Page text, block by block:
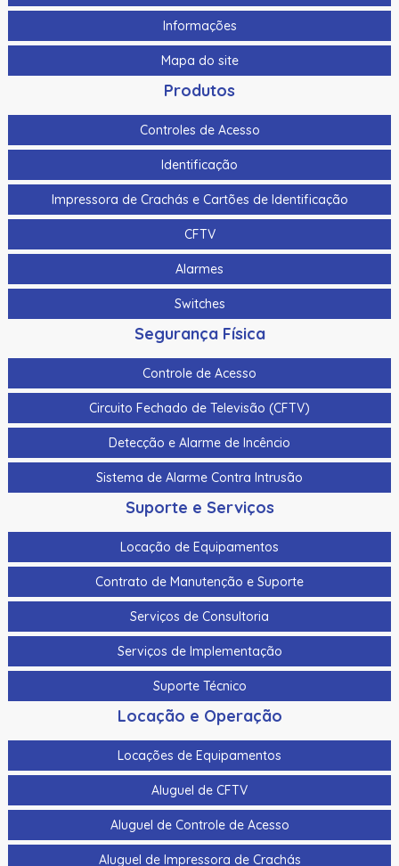
Informações
Mapa do site
Produtos
Controles de Acesso
Identificação
Impressora de Crachás e Cartões de Identificação
CFTV
Alarmes
Switches
Segurança Física
Controle de Acesso
Circuito Fechado de Televisão (CFTV)
Detecção e Alarme de Incêncio
Sistema de Alarme Contra Intrusão
Suporte e Serviços
Locação de Equipamentos
Contrato de Manutenção e Suporte
Serviços de Consultoria
Serviços de Implementação
Suporte Técnico
Locação e Operação
Locações de Equipamentos
Aluguel de CFTV
Aluguel de Controle de Acesso
Aluguel de Impressora de Crachás